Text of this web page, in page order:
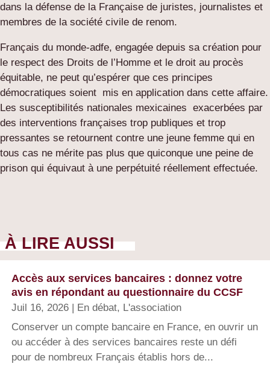
dans la défense de la Française de juristes, journalistes et
membres de la société civile de renom.
Français du monde-adfe, engagée depuis sa création pour
le respect des Droits de l’Homme et le droit au procès
équitable, ne peut qu’espérer que ces principes
démocratiques soient mis en application dans cette affaire.
Les susceptibilités nationales mexicaines exacerbées par
des interventions françaises trop publiques et trop
pressantes se retournent contre une jeune femme qui en
tous cas ne mérite pas plus que quiconque une peine de
prison qui équivaut à une perpétuité réellement effectuée.
À LIRE AUSSI
Accès aux services bancaires : donnez votre
avis en répondant au questionnaire du CCSF
Juil 16, 2026 En débat, L'association
Conserver un compte bancaire en France, en ouvrir un
ou accéder à des services bancaires reste un défi
pour de nombreux Français établis hors de...